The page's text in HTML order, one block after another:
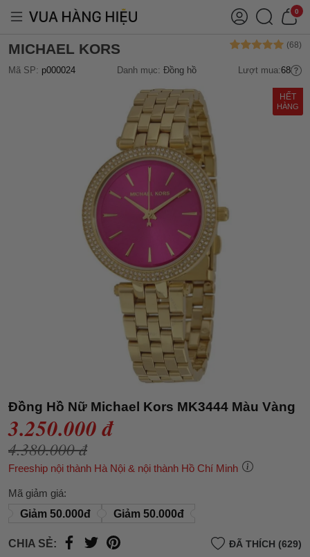
0
MICHAEL KORS
Mã SP: p000024 Danh mục: Đồng hồ Lượt mua:68
HẾT
HÀNG
Đồng Hồ Nữ Michael Kors MK3444 Màu Vàng
3.250.000 đ
4.380.000 đ
Freeship nội thành Hà Nội & nội thành Hồ Chí Minh
Mã giảm giá:
Giảm 50.000đ
Giảm 50.000đ
CHIA SẺ: ĐÃ THÍCH (629)